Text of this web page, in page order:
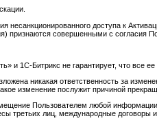
несанкционированного доступа к
признаются совершенными с согласия
и 1С-Битрикс не гарантирует, что
никакая ответственность за
изменение послужит причиной
Пользователем любой
третьих лиц, международные договоры